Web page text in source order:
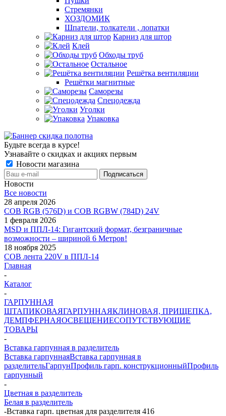
Стремянки
ХОЗДОМИК
Шпатели, толкатели , лопатки
Карниз для штор
Клей
Обходы труб
Остальное
Решётка вентиляции
Решётки магнитные
Саморезы
Спецодежда
Уголки
Упаковка
Будьте всегда в курсе!
Узнавайте о скидках и акциях первым
Новости магазина
Новости
Все новости
28 апреля 2026
COB RGB (576D) и COB RGBW (784D) 24V
1 февраля 2026
MSD и ППЛ-14: Гигантский формат, безграничные
возможности – шириной 6 Метров!
18 ноября 2025
COB лента 220V в ППЛ-14
Главная
-
Каталог
-
ГАРПУННАЯ
ШТАПИКОВАЯГАРПУННАЯКЛИНОВАЯ, ПРИЩЕПКА,
ДЕМПФЕРНАЯОСВЕЩЕНИЕСОПУТСТВУЮЩИЕ
ТОВАРЫ
-
Вставка гарпунная в разделитель
Вставка гарпуннаяВставка гарпунная в
разделительГарпунПрофиль гарп. конструкционныйПрофиль
гарпунный
-
Цветная в разделитель
Белая в разделитель
-Вставка гарп. цветная для разделителя 416